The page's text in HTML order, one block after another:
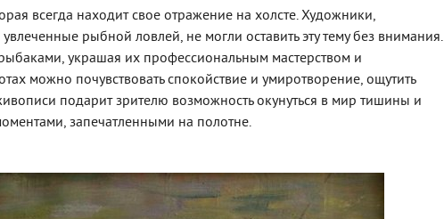
всегда находит свое отражение на холсте. Художники,
рыбной ловлей, не могли оставить эту тему без внимания.
украшая их профессиональным мастерством и
можно почувствовать спокойствие и умиротворение, ощутить
подарит зрителю возможность окунуться в мир тишины и
запечатленными на полотне.